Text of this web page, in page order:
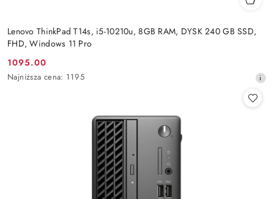
Lenovo ThinkPad T14s, i5-10210u, 8GB RAM, DYSK 240 GB SSD,
FHD, Windows 11 Pro
Cena
promocyjna:
1095.00
Najniższa
Najniższa cena: 1195